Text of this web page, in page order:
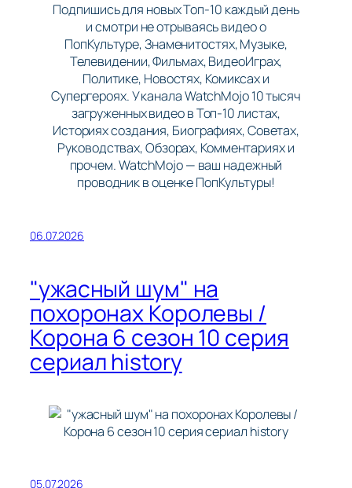
Подпишись для новых Топ-10 каждый день
и смотри не отрываясь видео о
ПопКультуре, Знаменитостях, Музыке,
Телевидении, Фильмах, ВидеоИграх,
Политике, Новостях, Комиксах и
Супергероях. У канала WatchMojo 10 тысяч
загруженных видео в Топ-10 листах,
Историях создания, Биографиях, Советах,
Руководствах, Обзорах, Комментариях и
прочем. WatchMojo — ваш надежный
проводник в оценке ПопКультуры!
06.07.2026
"ужасный шум" на
похоронах Королевы /
Корона 6 сезон 10 серия
сериал history
05.07.2026